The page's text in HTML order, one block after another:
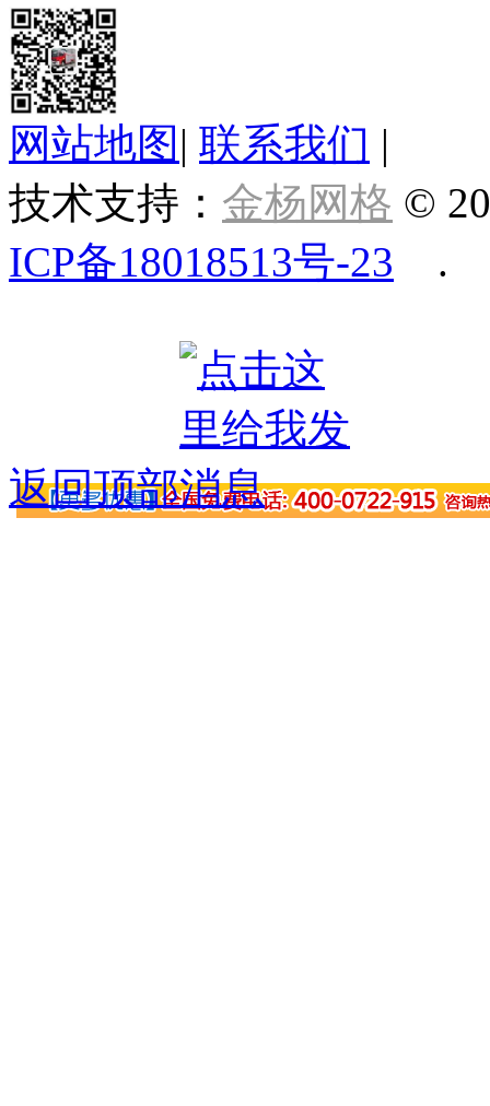
网站地图 | 联系我们 |
技术支持： 金杨网格 ©
ICP备18018513号-23 .
返回顶部